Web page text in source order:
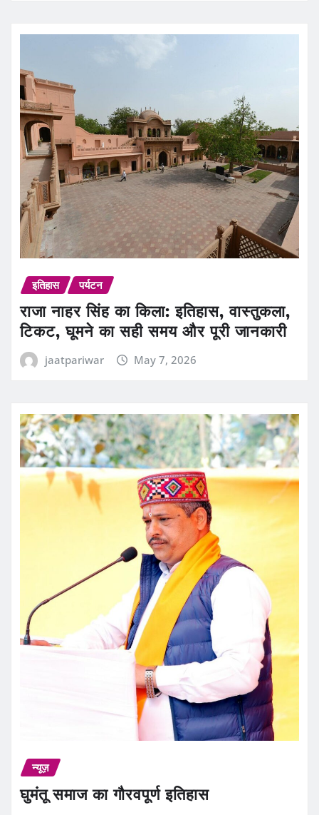
इतिहास पर्यटन
राजा नाहर सिंह का किला: इतिहास, वास्तुकला,
टिकट, घूमने का सही समय और पूरी जानकारी
jaatpariwar May 7, 2026
न्यूज़
घुमंतू समाज का गौरवपूर्ण इतिहास